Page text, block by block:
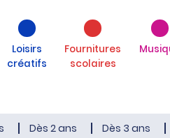
Loisirs
créatifs
Fournitures
scolaires
Dès 2 ans Dès 3 ans